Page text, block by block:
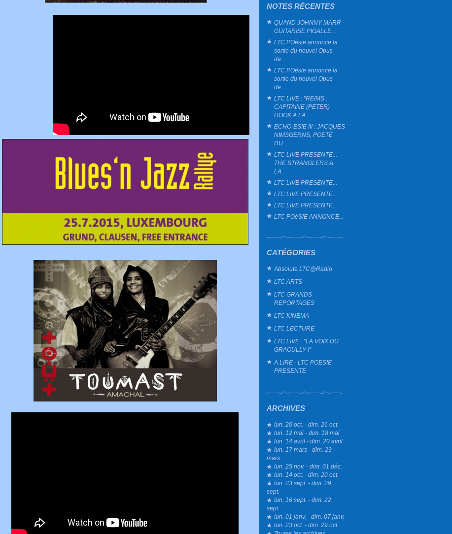
NOTES RÉCENTES
QUAND JOHNNY MARR
GUITARISE PIGALLE…
LTC POésie annonce la
sortie du nouvel Opus
de...
LTC POésie annonce la
sortie du nouvel Opus
de...
LTC LIVE : "REIMS :
CAPITAINE (PETER)
HOOK A LA...
ECHO-ESIE III : JACQUES
NIMSGERNS, POETE
DU...
LTC LIVE PRESENTE...
THE STRANGLERS A
LA...
LTC LIVE PRESENTE...
LTC LIVE PRESENTE...
LTC LIVE PRESENTE...
LTC POéSIE ANNONCE...
CATÉGORIES
Absolute LTC@Radio
LTC ARTS
LTC GRANDS
REPORTAGES
LTC KINEMA
LTC LECTURE
LTC LIVE : "LA VOIX DU
GRAOULLY !"
A LIRE - LTC POESIE
PRESENTE
ARCHIVES
lun. 20 oct. - dim. 26 oct.
lun. 12 mai - dim. 18 mai
lun. 14 avril - dim. 20 avril
lun. 17 mars - dim. 23
mars
lun. 25 nov. - dim. 01 déc.
lun. 14 oct. - dim. 20 oct.
lun. 23 sept. - dim. 29
sept.
lun. 16 sept. - dim. 22
sept.
lun. 01 janv. - dim. 07 janv.
lun. 23 oct. - dim. 29 oct.